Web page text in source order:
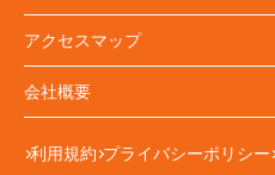
アクセスマップ
会社概要
利用規約 プライバシーポリシー